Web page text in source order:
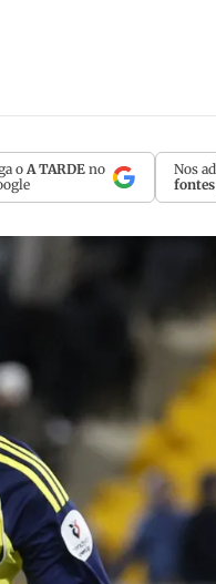
oA TARDE no
Nos